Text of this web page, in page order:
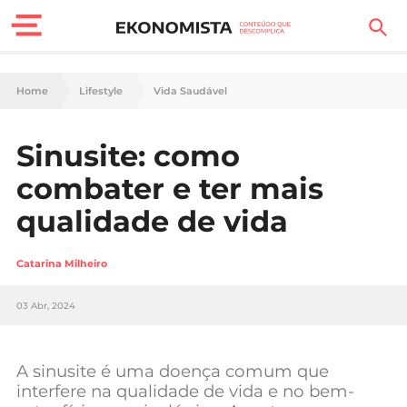
Finanças Pessoais
Carreira
Casa
Lifestyle
Sociedade
Negócios
Home Lifestyle Vida Saudável
Sinusite: como
combater e ter mais
qualidade de vida
Catarina Milheiro
03 Abr, 2024
A sinusite é uma doença comum que
interfere na qualidade de vida e no bem-